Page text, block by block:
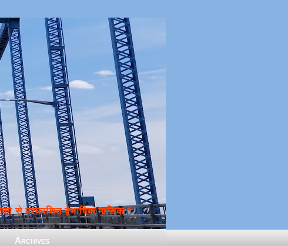
प्रकाशित द्वैभाषिक मासिक *
Archives